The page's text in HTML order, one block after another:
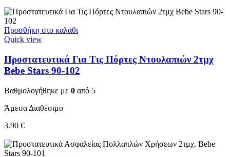
Προσθήκη στο καλάθι
Quick view
Προστατευτικά Για Τις Πόρτες Ντουλαπιών 2τμχ
Bebe Stars 90-102
Βαθμολογήθηκε με 0 από 5
Άμεσα Διαθέσιμο
3.90 €